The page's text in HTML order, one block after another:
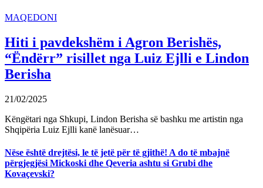
MAQEDONI
Hiti i pavdekshëm i Agron Berishës,
“Ëndërr” risillet nga Luiz Ejlli e Lindon
Berisha
21/02/2025
Këngëtari nga Shkupi, Lindon Berisha së bashku me artistin nga
Shqipëria Luiz Ejlli kanë lanësuar…
Nëse është drejtësi, le të jetë për të gjithë! A do të mbajnë
përgjegjësi Mickoski dhe Qeveria ashtu si Grubi dhe
Kovaçevski?